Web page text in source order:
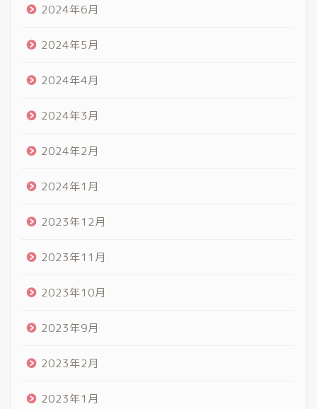
2024年6月
2024年5月
2024年4月
2024年3月
2024年2月
2024年1月
2023年12月
2023年11月
2023年10月
2023年9月
2023年2月
2023年1月